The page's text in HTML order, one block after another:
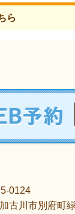
ら
0124
古川市別府町